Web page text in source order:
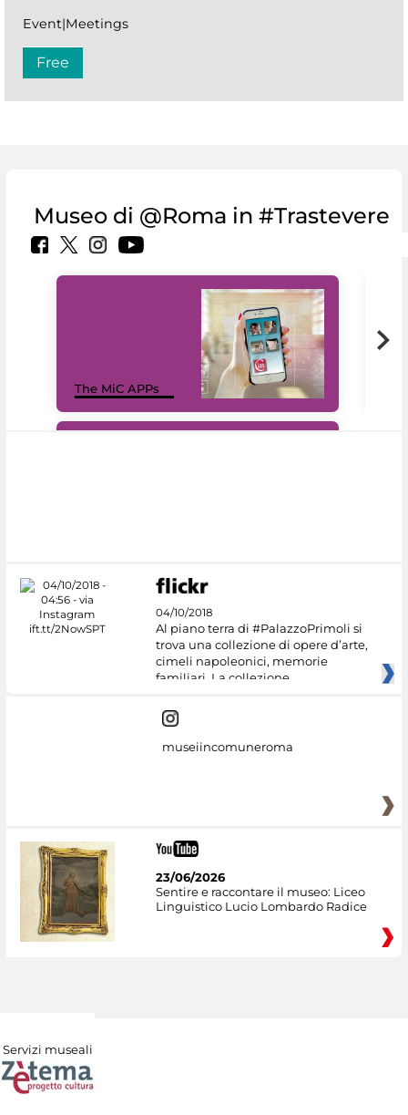
Event|Meetings
Free
Museo di @Roma in #Trastevere
The MiC APPs
04/10/2018
Al piano terra di #PalazzoPrimoli si
trova una collezione di opere d’arte,
cimeli napoleonici, memorie
familiari. La collezione
museiincomuneroma
23/06/2026
Sentire e raccontare il museo: Liceo
Linguistico Lucio Lombardo Radice
Servizi museali